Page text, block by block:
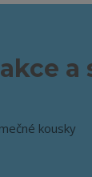
a
kousky